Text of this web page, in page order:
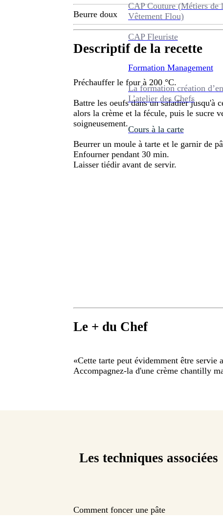
CAP Couture (Métiers de
Vêtement Flou)
CAP Fleuriste
Formation Management
La formation création
L’atelier des Chefs
Cours à la carte
Beurre doux
Descriptif de la recette
Préchauffer le four à 200 °C.
Battre les oeufs dans un saladier jusqu'à
alors la crème et la fécule, puis le sucre
soigneusement.
Beurrer un moule à tarte et le garnir de
Enfourner pendant 30 min.
Laisser tiédir avant de servir.
Le + du Chef
«Cette tarte peut évidemment être servie
Accompagnez-la d'une crème chantilly
Les techniques associées
Comment foncer une pâte